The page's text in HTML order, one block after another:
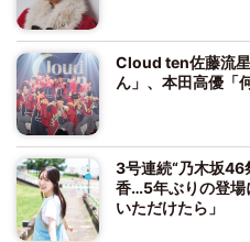
Cloud ten佐藤流
ん」、本田高優「
3号連続“乃木坂46
香…5年ぶりの登場
いただけたら」